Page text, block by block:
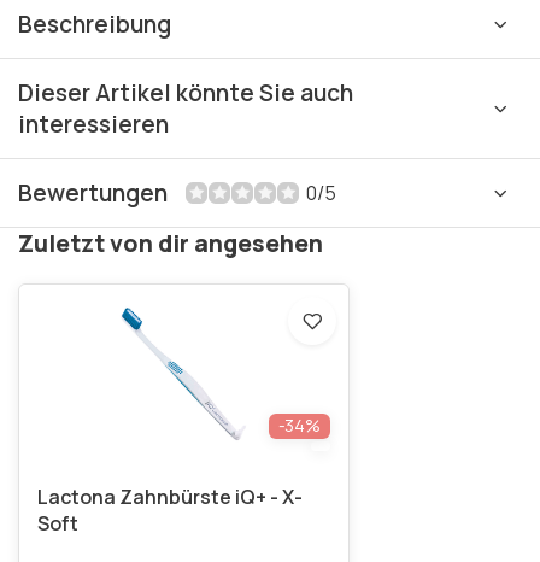
Beschreibung
Dieser Artikel könnte Sie auch
interessieren
Bewertungen 0/5
Zuletzt von dir angesehen
-34%
Lactona Zahnbürste iQ+ - X-
Soft